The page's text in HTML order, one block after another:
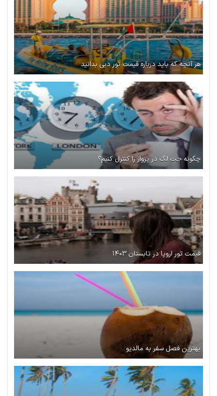
هر آنچه که باید درباره قیمت تور دبی بدانید
چگونه جت لگ در پرواز را کنترل کنیم؟
قیمت تور اروپا در تابستان ۱۴۰۳
بهترین فصل سفر به مالدیو